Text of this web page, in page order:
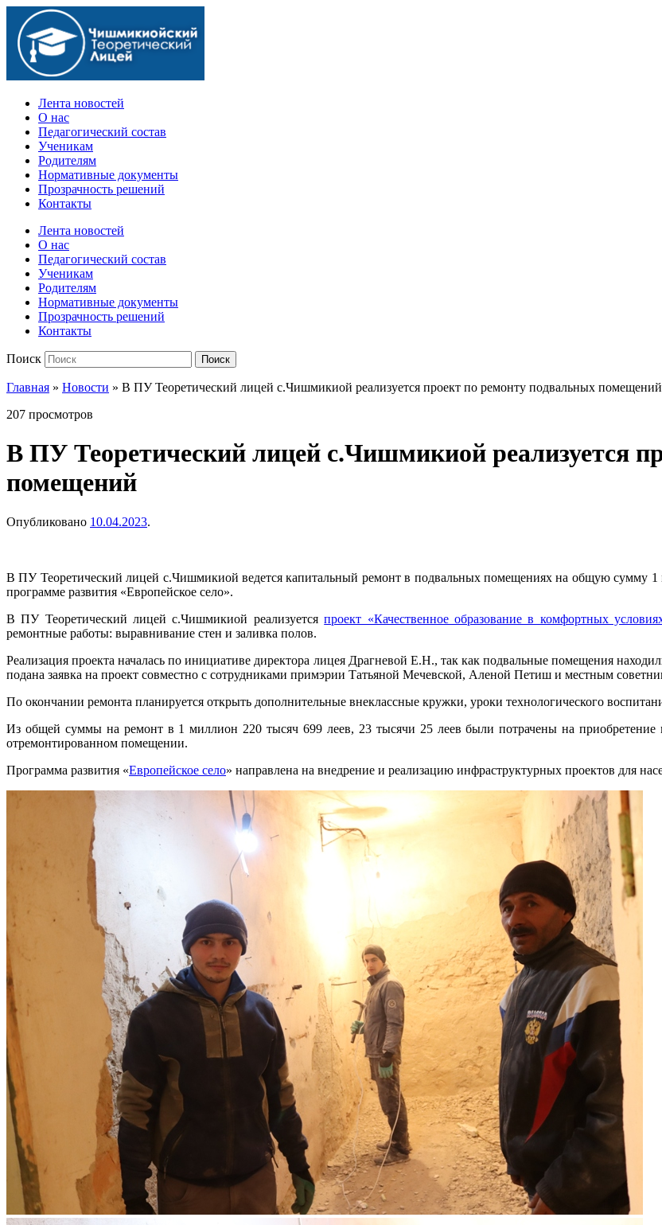
Официальный сайт учебного заведения
Лента новостей
О нас
Педагогический состав
Ученикам
Родителям
Нормативные документы
Прозрачность решений
Контакты
Лента новостей
О нас
Педагогический состав
Ученикам
Родителям
Нормативные документы
Прозрачность решений
Контакты
Поиск Поиск
Главная » Новости » В ПУ Теоретический лицей с.Чишмикиой реализуется проект по ремонту подвальных помещений
207 просмотров
В ПУ Теоретический лицей с.Чишмикиой реализуется
помещений
Опубликовано 10.04.2023.
В ПУ Теоретический лицей с.Чишмикиой ведется капитальный ремонт в подвальных помещениях на общую сумму 1
программе развития «Европейское село».
В ПУ Теоретический лицей с.Чишмикиой реализуетсяпроект «Качественное образование в комфортных
ремонтные работы: выравнивание стен и заливка полов.
Реализация проекта началась по инициативе директора лицея Драгневой Е.Н., так как подвальные помещения
подана заявка на проект совместно с сотрудниками примэрии Татьяной Мечевской, Аленой Петиш и местным
По окончании ремонта планируется открыть дополнительные внеклассные кружки, уроки технологического
Из общей суммы на ремонт в 1 миллион 220 тысяч 699 леев, 23 тысячи 25 леев были потрачены на приобретение
отремонтированном помещении.
Программа развития «Европейское село» направлена на внедрение и реализацию инфраструктурных проектов для